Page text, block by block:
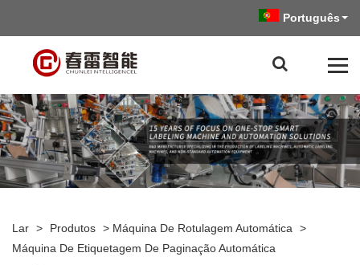
Português
Lar > Produtos > Máquina De Rotulagem Automática
>
Máquina De Etiquetagem De Paginação Automática